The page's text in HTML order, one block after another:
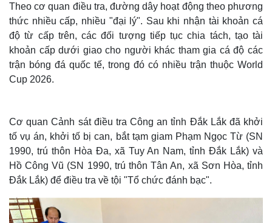
Theo cơ quan điều tra, đường dây hoạt động theo phương
thức nhiều cấp, nhiều "đại lý". Sau khi nhận tài khoản cá
độ từ cấp trên, các đối tượng tiếp tục chia tách, tạo tài
khoản cấp dưới giao cho người khác tham gia cá độ các
trận bóng đá quốc tế, trong đó có nhiều trận thuộc World
Cup 2026.
Cơ quan Cảnh sát điều tra Công an tỉnh Đắk Lắk đã khởi
tố vụ án, khởi tố bị can, bắt tạm giam Phạm Ngọc Từ (SN
1990, trú thôn Hòa Đa, xã Tuy An Nam, tỉnh Đắk Lắk) và
Hồ Công Vũ (SN 1990, trú thôn Tân An, xã Sơn Hòa, tỉnh
Đắk Lắk) để điều tra về tội "Tổ chức đánh bạc".